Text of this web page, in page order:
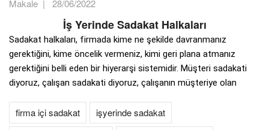
Makale | 28/06/2022
İş Yerinde Sadakat Halkaları
Sadakat halkaları, firmada kime ne şekilde davranmanız
gerektiğini, kime öncelik vermeniz, kimi geri plana atmanız
gerektiğini belli eden bir hiyerarşi sistemidir. Müşteri sadakati
diyoruz, çalışan sadakati diyoruz, çalışanın müşteriye olan
firma içi sadakat
işyerinde sadakat